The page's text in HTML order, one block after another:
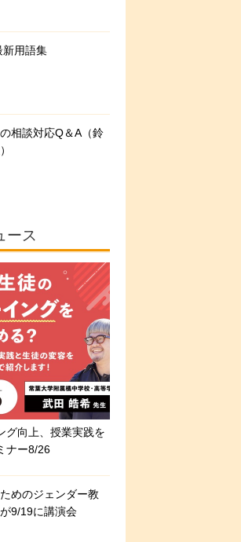
新用語集
相談対応Q＆A（鈴
ース
グ向上、授業実践を
ナー8/26
めのジェンダー教
9/19に講演会